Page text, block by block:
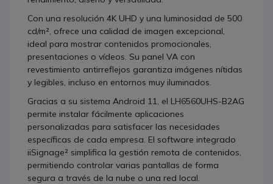
Con una resolución 4K UHD y una luminosidad de 500
cd/m², ofrece una calidad de imagen excepcional,
ideal para mostrar contenidos promocionales,
presentaciones o vídeos. Su panel VA con
revestimiento antirreflejos garantiza imágenes nítidas
y legibles, incluso en entornos muy iluminados.
Gracias a su sistema Android 11, el LH6560UHS-B2AG
permite instalar fácilmente aplicaciones
personalizadas para satisfacer las necesidades
específicas de cada empresa. El software integrado
iiSignage² simplifica la gestión remota de contenidos,
permitiendo controlar varias pantallas de forma
segura a través de la nube o una red local.